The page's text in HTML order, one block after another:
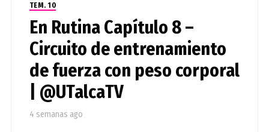
TEM. 10
En Rutina Capítulo 8 –
Circuito de entrenamiento
de fuerza con peso corporal
| @UTalcaTV
4 semanas ago